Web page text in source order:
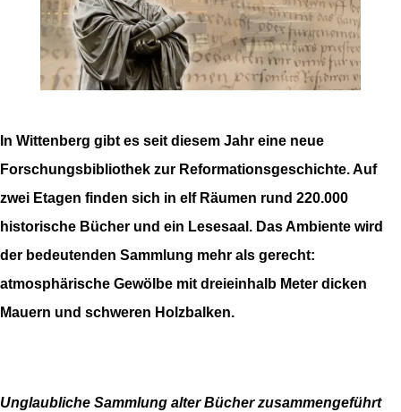
In Wittenberg gibt es seit diesem Jahr eine neue
Forschungsbibliothek zur Reformationsgeschichte. Auf
zwei Etagen finden sich in elf Räumen rund 220.000
historische Bücher und ein Lesesaal. Das Ambiente wird
der bedeutenden Sammlung mehr als gerecht:
atmosphärische Gewölbe mit dreieinhalb Meter dicken
Mauern und schweren Holzbalken.
Unglaubliche Sammlung alter Bücher zusammengeführt